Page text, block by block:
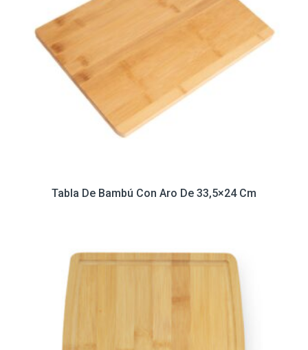
Tabla De Bambú Con Aro De 33,5×24 Cm